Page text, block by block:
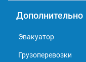
Дополнительно
Эвакуатор
Грузоперевозки